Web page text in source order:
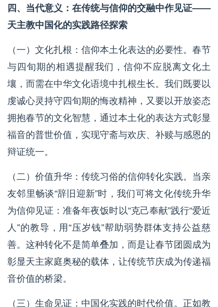
四、当代意义：在传统与信仰的交融中作见证——
天主教中国化的实践路径探索
（一）文化扎根：信仰本土化表达的必要性。春节
与四旬期的相遇提醒我们，信仰不应脱离文化土
壤，而需在中华文化语境中扎根生长。我们既要以
虔诚心灵持守四旬期的悔改精神，又要以开放姿态
拥抱春节的文化智慧，通过本土化的表达方式彰显
福音的普世价值，实现守斋与欢庆、补赎与感恩的
辩证统一。
（二）价值升华：传统习俗的信仰转化实践。当亲
友邻里畅谈“辞旧迎新”时，我们可将文化传统升华
为信仰见证：准备年夜饭时以“克己奉献”践行“爱近
人”的教导，用“压岁钱”帮助弱势群体支持公益慈
善。这种转化不是简单叠加，而是让春节团圆成为
彰显天主家庭奥秘的载体，让传统节庆成为传递福
音价值的桥梁。
（三）生命见证：中国化实践的时代价值。正如教